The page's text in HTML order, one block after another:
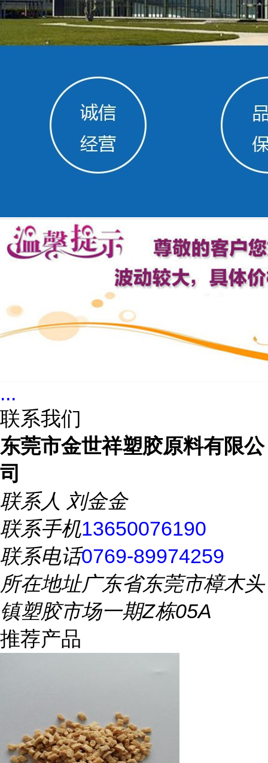
...
联系我们
东莞市金世祥塑胶原料有限公
司
联系人 刘金金
联系手机13650076190
联系电话0769-89974259
所在地址广东省东莞市樟木头
镇塑胶市场一期Z栋05A
推荐产品